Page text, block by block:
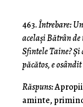
463.Întrebare:
acelaşi Bătrân de
Sfintele Taine?
păcătos, e
Răspuns:
aminte,